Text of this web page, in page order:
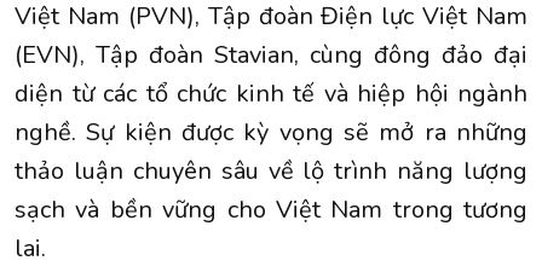
Việt Nam (PVN), Tập đoàn Điện lực Việt Nam
(EVN), Tập đoàn Stavian, cùng đông đảo đại
diện từ các tổ chức kinh tế và hiệp hội ngành
nghề. Sự kiện được kỳ vọng sẽ mở ra những
thảo luận chuyên sâu về lộ trình năng lượng
sạch và bền vững cho Việt Nam trong tương
lai.